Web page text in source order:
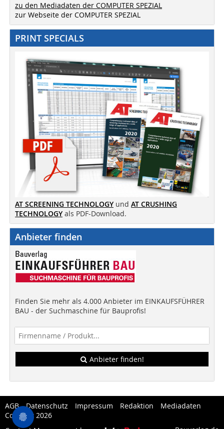
zu den Mediadaten der COMPUTER SPEZIAL
zur Webseite der COMPUTER SPEZIAL
PRINT SPECIALS
AT SCREENING TECHNOLOGY und AT CRUSHING
TECHNOLOGY als PDF-Download.
Anbieter finden
Finden Sie mehr als 4.000 Anbieter im EINKAUFSFÜHRER
BAU - der Suchmaschine für Bauprofis!
Anbieter finden!
AGB Datenschutz Impressum Redaktion
Mediadaten
Copytest 2026